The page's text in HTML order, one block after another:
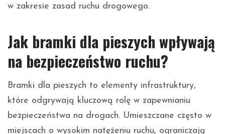
w zakresie zasad ruchu drogowego.
Jak bramki dla pieszych wpływają
na bezpieczeństwo ruchu?
Bramki dla pieszych to elementy infrastruktury,
które odgrywają kluczową rolę w zapewnianiu
bezpieczeństwa na drogach. Umieszczane często w
miejscach o wysokim natężeniu ruchu, ograniczają